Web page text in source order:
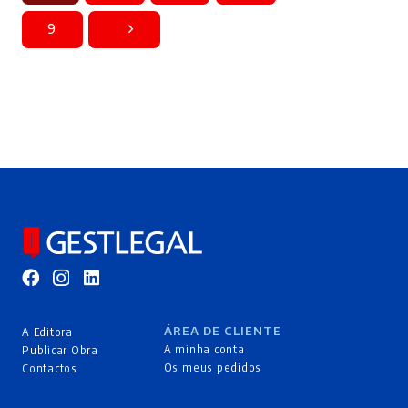
9
A Editora
Publicar Obra
Contactos
ÁREA DE CLIENTE
A minha conta
Os meus pedidos